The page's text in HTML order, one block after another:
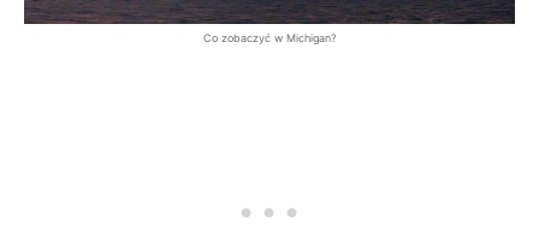
Co zobaczyć w Michigan?